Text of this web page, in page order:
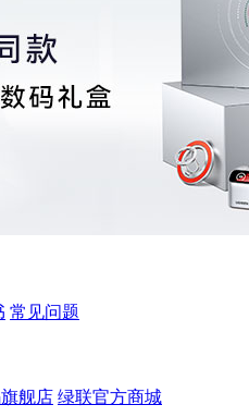
常见问题
舰店 绿联官方商城